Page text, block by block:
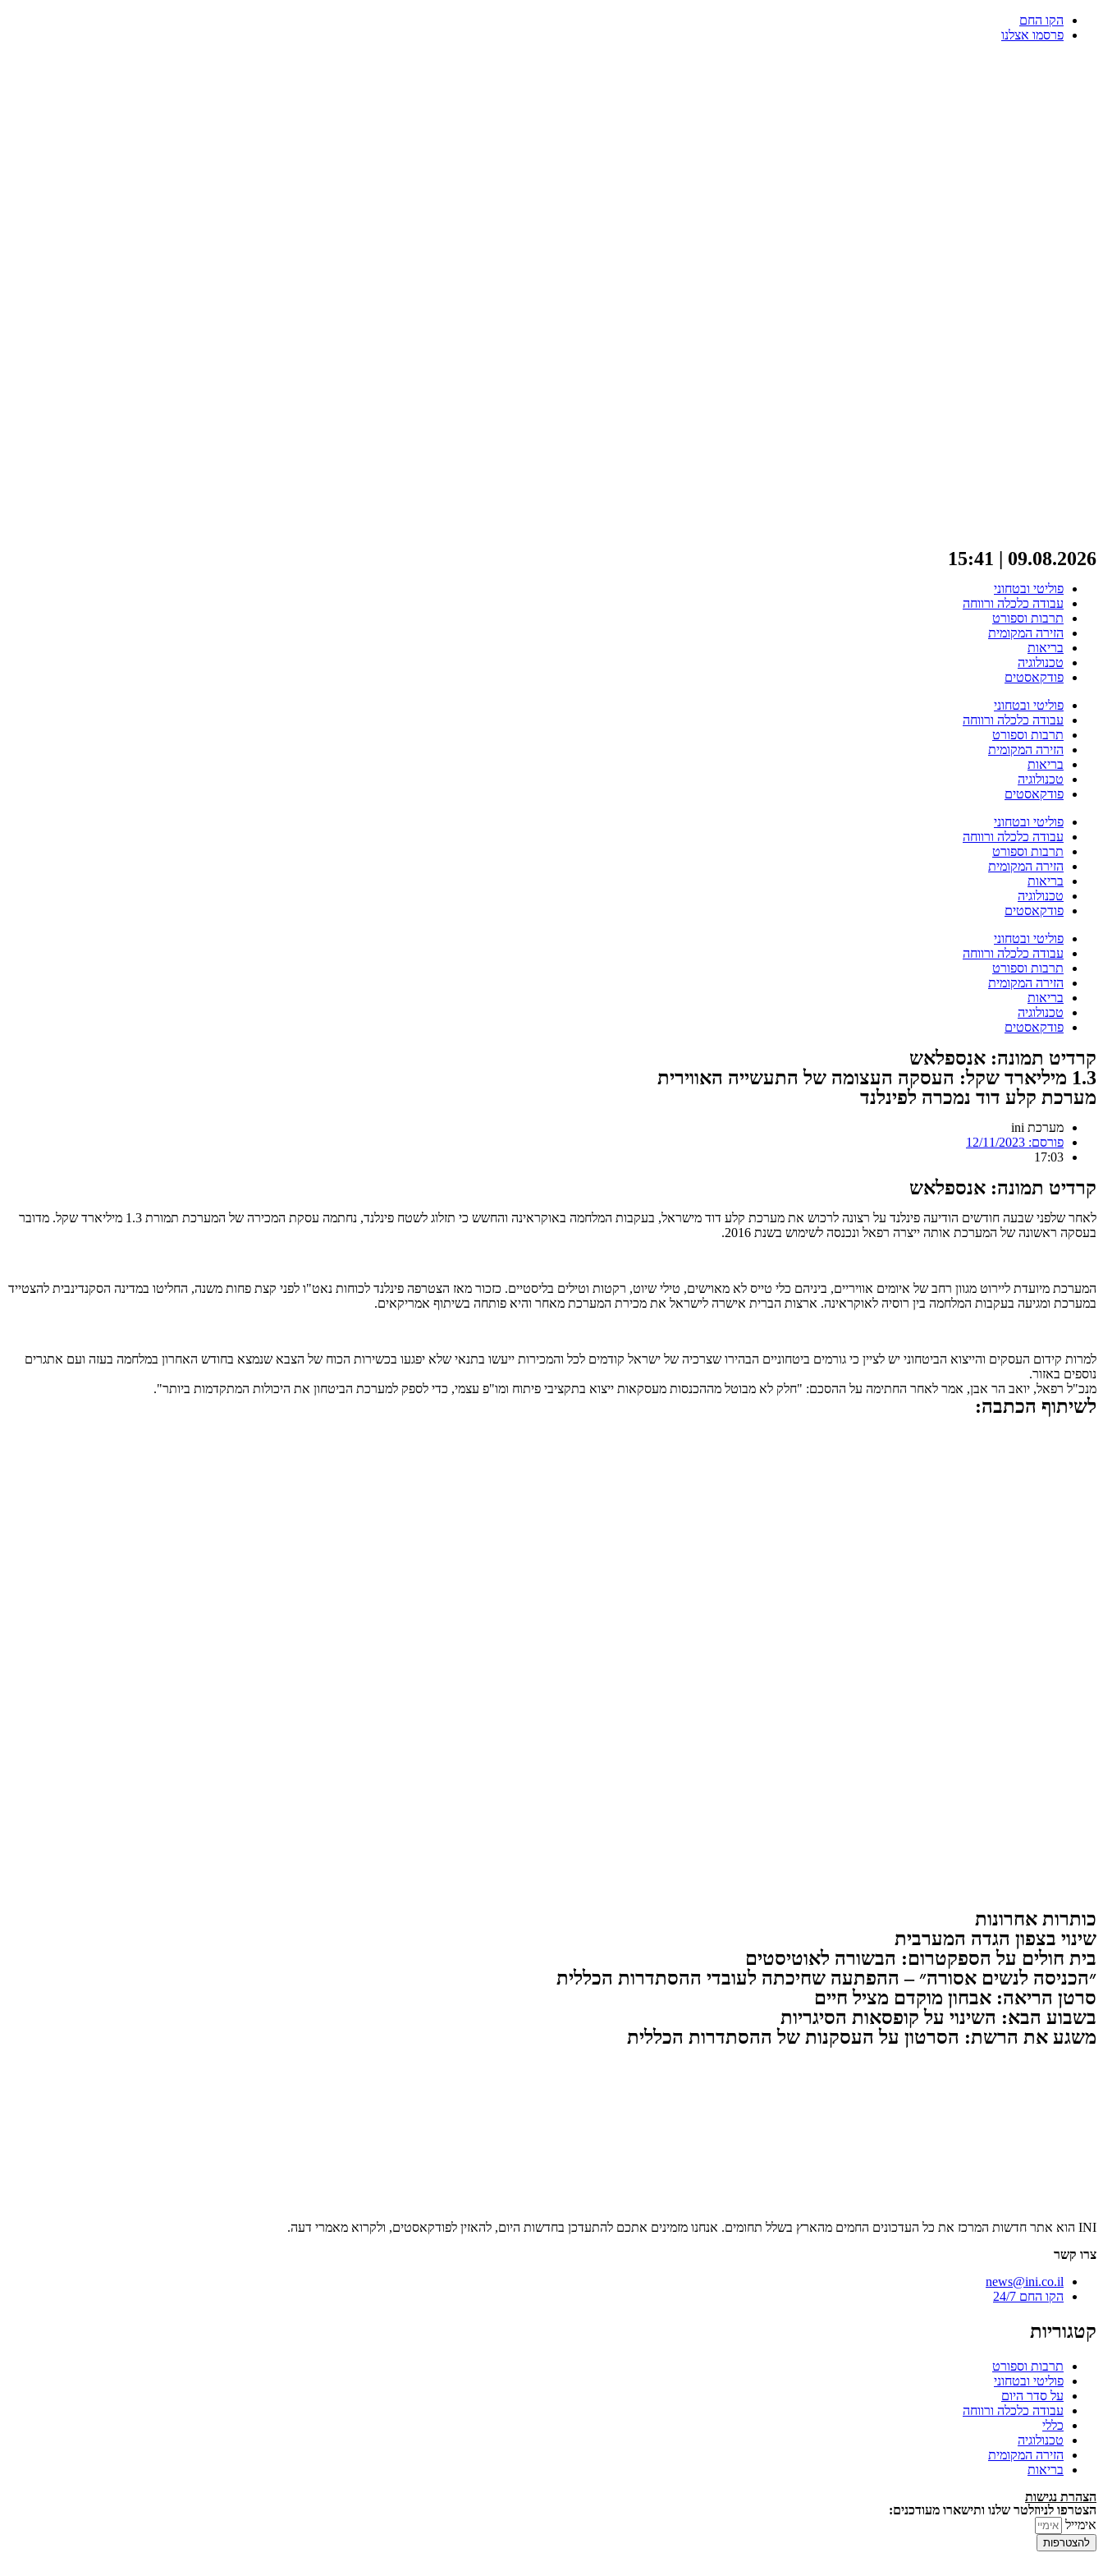
לתוכן
הקו החם
פרסמו אצלנו
09.08.2026 | 15:41
פוליטי ובטחוני
עבודה כלכלה ורווחה
תרבות וספורט
הזירה המקומית
בריאות
טכנולוגיה
פודקאסטים
פוליטי ובטחוני
עבודה כלכלה ורווחה
תרבות וספורט
הזירה המקומית
בריאות
טכנולוגיה
פודקאסטים
פוליטי ובטחוני
עבודה כלכלה ורווחה
תרבות וספורט
הזירה המקומית
בריאות
טכנולוגיה
פודקאסטים
פוליטי ובטחוני
עבודה כלכלה ורווחה
תרבות וספורט
הזירה המקומית
בריאות
טכנולוגיה
פודקאסטים
קרדיט תמונה: אנספלאש
1.3 מיליארד שקל: העסקה העצומה של התעשייה האווירית
מערכת קלע דוד נמכרה לפינלנד
מערכת ini
פורסם:
17:03
קרדיט תמונה: אנספלאש
לאחר שלפני שבעה חודשים הודיעה פינלנד על רצונה לרכוש את מערכת קלע דוד מישראל, בעקבות המלחמה באוקראינה והחשש כי תזלוג לשטח פינלנד, נחתמה עסקת המכירה של המערכת תמורת 1.3 מיליארד שקל. מדובר
בעסקה ראשונה של המערכת אותה ייצרה רפאל ונכנסה לשימוש בשנת 2016.
המערכת מיועדת ליירוט מגוון רחב של איומים אוויריים, ביניהם כלי טייס לא מאוישים, טילי שיוט, רקטות וטילים בליסטיים. כזכור מאז הצטרפה פינלנד לכוחות נאט"ו לפני קצת פחות משנה, החליטו במדינה הסקנדינבית להצטייד
במערכת ומגיעה בעקבות המלחמה בין רוסיה לאוקראינה. ארצות הברית אישרה לישראל את מכירת המערכת מאחר והיא פותחה בשיתוף אמריקאים.
למרות קידום העסקים והייצוא הביטחוני יש לציין כי גורמים ביטחוניים הבהירו שצרכיה של ישראל קודמים לכל והמכירות ייעשו בתנאי שלא יפגעו בכשירות הכוח של הצבא שנמצא בחודש האחרון במלחמה בעזה ועם אתגרים
נוספים באזור.
מנכ"ל רפאל, יואב הר אבן, אמר לאחר החתימה על ההסכם: "חלק לא מבוטל מההכנסות מעסקאות ייצוא בתקציבי פיתוח ומו"פ עצמי, כדי לספק למערכת הביטחון את היכולות המתקדמות ביותר".
לשיתוף הכתבה:
כותרות אחרונות
שינוי בצפון הגדה המערבית
בית חולים על הספקטרום: הבשורה לאוטיסטים
״הכניסה לנשים אסורה״ – ההפתעה שחיכתה לעובדי ההסתדרות הכללית
סרטן הריאה: אבחון מוקדם מציל חיים
בשבוע הבא: השינוי על קופסאות הסיגריות
משגע את הרשת: הסרטון על העסקנות של ההסתדרות הכללית
INI הוא אתר חדשות המרכז את כל העדכונים החמים מהארץ בשלל תחומים. אנחנו מזמינים אתכם להתעדכן בחדשות היום, להאזין לפודקאסטים, ולקרוא מאמרי דעה.
צרו קשר
news@ini.co.il
הקו החם 24/7
קטגוריות
תרבות וספורט
פוליטי ובטחוני
על סדר היום
עבודה כלכלה ורווחה
כללי
טכנולוגיה
הזירה המקומית
בריאות
הצהרת נגישות
הצטרפו לניוזלטר שלנו ותישארו מעודכנים:
אימייל
להצטרפות